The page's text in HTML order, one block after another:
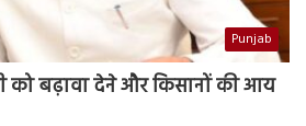
Punjab
को बढ़ावा देने और किसानों की आय